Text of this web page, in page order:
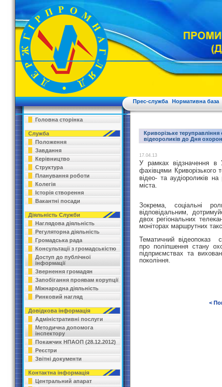
Прес-служба Нормативна база
Головна сторінка
Служба
Положення
Завдання
Керівництво
Структура
Планування роботи
Колегія
Історія створення
Вакантні посади
Діяльність Служби
Наглядова діяльність
Регуляторна діяльність
Громадська рада
Консультації з громадськістю
Доступ до публічної
інформації
Звернення громадян
Запобігання проявам корупції
Міжнародна діяльність
Ринковий нагляд
Довідкова інформація
Адміністративні послуги
Методична допомога
інспектору
Покажчик НПАОП (28.12.2012)
Реєстри
Звітні документи
Контактна інформація
Центральний апарат
Криворізьке теруправління
відеороликів до Дня
17.04.13
У рамках відзначення в
фахівцями Криворізького
відео- та аудіороликів
міста.
Зокрема, соціальні
відповідальним,
двох регіональних
моніторах маршрутних
Тематичний відеопоказ
про поліпшення стану
підприємствах та
покоління.
<